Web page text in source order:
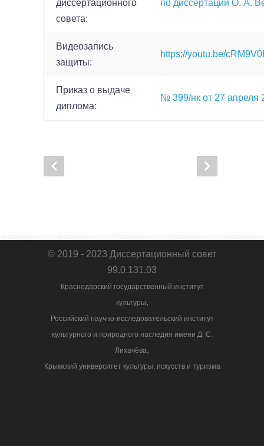
диссертационного
совета:
по диссертации О. А.
Видеозапись
защиты:
https://youtu.be/
Приказ о выдаче
диплома:
№ 399/нк от 27 апреля
© 2019 - 2023 Диссертационный совет
99.0.131.03
Краснодарский государственный институт
культуры,
Российский научно-исследовательский институт
культурного и природного наследия имени Д. С.
Лихачёва,
Крымский университет культуры, искусств и туризма